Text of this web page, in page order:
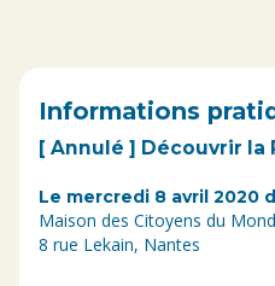
Informations
[ Annulé ] Découvrir la
Le mercredi 8 avril 2020
Maison des Citoyens du
8 rue Lekain, Nantes